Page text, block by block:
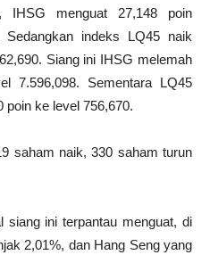
IHSG menguat 27,148 poin
indeks LQ45 naik
Siang ini IHSG melemah
7.596,098. Sementara LQ45
poin ke level 756,670.
saham naik, 330 saham turun
siang ini terpantau menguat, di
2,01%, dan Hang Seng yang